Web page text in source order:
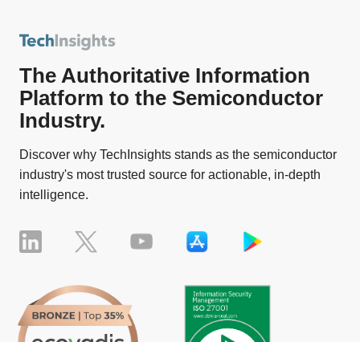
The Authoritative Information
Platform to the Semiconductor
Industry.
Discover why TechInsights stands as the semiconductor
industry's most trusted source for actionable, in-depth
intelligence.